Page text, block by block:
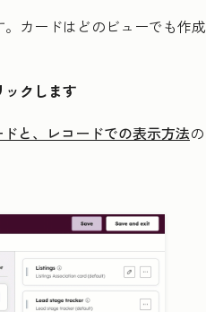
カードはどのビューでも作成
クします
と、レコードでの表示方法の